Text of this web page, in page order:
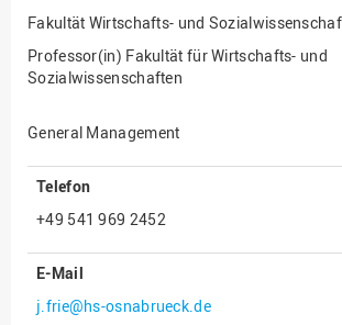
Gebäude und Technik
Gesellschaftliches
Engagement
Hochschulleitung
Hochschulplanung/-
Institut für Musik
IT Service Center
Fakultät Wirtschafts- und
Professor(in) Fakultät für Wirtschafts- und
Sozialwissenschaften
General Management
Telefon
+49 541 969 2452
E-Mail
j.frie@hs-osnabrueck.de